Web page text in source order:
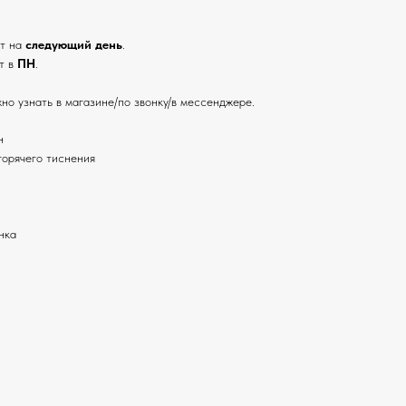
на следующий день
в ПН
узнать в магазине/по звонку/в мессенджере.
тиснения